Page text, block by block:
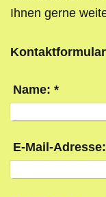
Ihnen gerne
Kontaktformular
Name: *
E-Mail-Adresse: